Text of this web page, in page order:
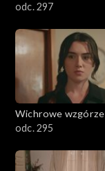
odc. 297
Wichrowe wzgórze
odc. 295